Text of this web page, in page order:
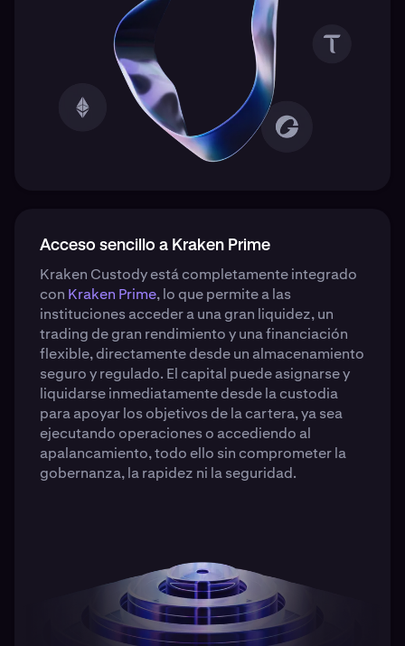
Acceso sencillo a Kraken Prime
Kraken Custody está completamente integrado
con Kraken Prime, lo que permite a las
instituciones acceder a una gran liquidez, un
trading de gran rendimiento y una financiación
flexible, directamente desde un almacenamiento
seguro y regulado. El capital puede asignarse y
liquidarse inmediatamente desde la custodia
para apoyar los objetivos de la cartera, ya sea
ejecutando operaciones o accediendo al
apalancamiento, todo ello sin comprometer la
gobernanza, la rapidez ni la seguridad.